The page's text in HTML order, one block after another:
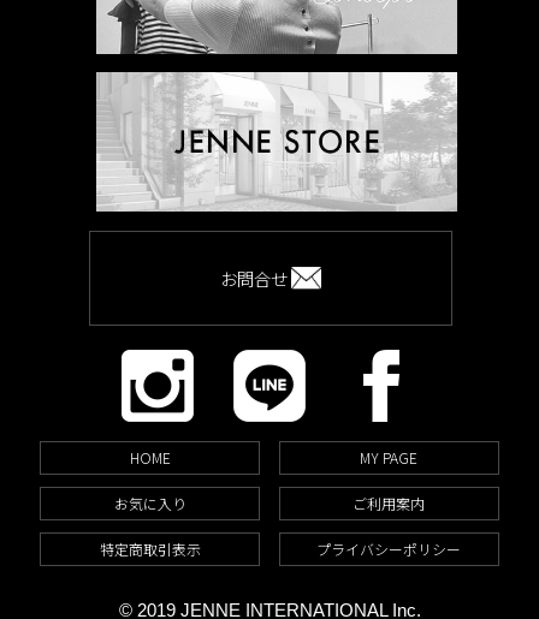
お問合せ
HOME MY PAGE
お気に入り ご利用案内
特定商取引表示 プライバシーポリシー
© 2019 JENNE INTERNATIONAL Inc.